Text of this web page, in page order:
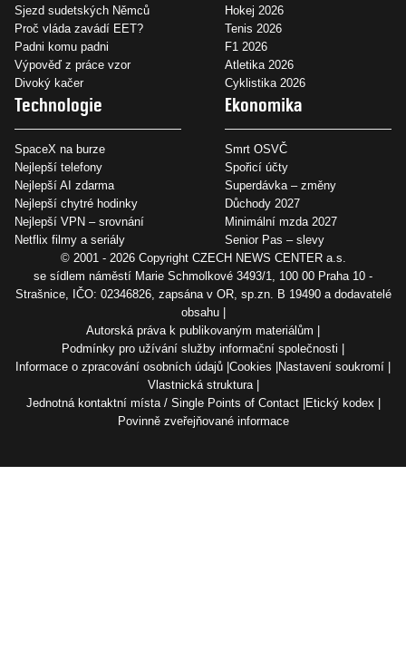
Sjezd sudetských Němců
Proč vláda zavádí EET?
Padni komu padni
Výpověď z práce vzor
Divoký kačer
Hokej 2026
Tenis 2026
F1 2026
Atletika 2026
Cyklistika 2026
Technologie
SpaceX na burze
Nejlepší telefony
Nejlepší AI zdarma
Nejlepší chytré hodinky
Nejlepší VPN – srovnání
Netflix filmy a seriály
Ekonomika
Smrt OSVČ
Spořicí účty
Superdávka – změny
Důchody 2027
Minimální mzda 2027
Senior Pas – slevy
© 2001 - 2026 Copyright CZECH NEWS CENTER a.s.
se sídlem náměstí Marie Schmolkové 3493/1, 100 00 Praha 10 -
Strašnice, IČO: 02346826, zapsána v OR, sp.zn. B 19490 a dodavatelé
obsahu
Autorská práva k publikovaným materiálům
Podmínky pro užívání služby informační společnosti
Informace o zpracování osobních údajů Cookies Nastavení soukromí
Vlastnická struktura
Jednotná kontaktní místa / Single Points of Contact Etický kodex
Povinně zveřejňované informace